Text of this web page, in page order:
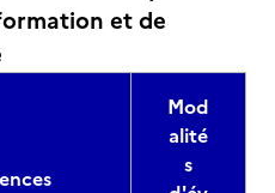
et de
Mod
alité
s